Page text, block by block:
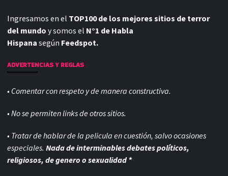
Ingresamos en el TOP100 de los mejores sitios de terror
del mundo y somos el N°1 de Habla
Hispana según Feedspot.
ADVERTENCIAS Y REGLAS
• Comentar con respeto y de manera constructiva.
• No se permiten links de otros sitios.
• Tratar de hablar de la pelicula en cuestión, salvo ocasiones
especiales. Nada de interminables debates políticos,
religiosos, de genero o sexualidad *